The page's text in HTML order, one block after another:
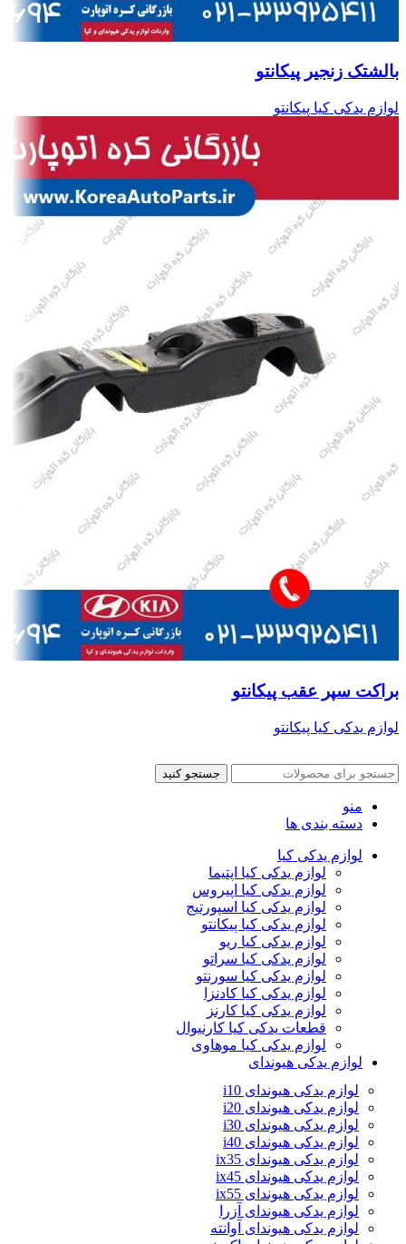
بالشتک زنجیر پیکانتو
لوازم یدکی کیا پیکانتو
براکت سپر عقب پیکانتو
لوازم یدکی کیا پیکانتو
جستجو کنید
منو
دسته بندی ها
لوازم یدکی کیا
لوازم یدکی کیا اپتیما
لوازم یدکی کیا اپیروس
لوازم یدکی کیا اسپورتیج
لوازم یدکی کیا پیکانتو
لوازم یدکی کیا ریو
لوازم یدکی کیا سراتو
لوازم یدکی کیا سورنتو
لوازم یدکی کیا کادنزا
لوازم یدکی کیا کارنز
قطعات یدکی کیا کارنیوال
لوازم یدکی کیا موهاوی
لوازم یدکی هیوندای
لوازم یدکی هیوندای i10
لوازم یدکی هیوندای i20
لوازم یدکی هیوندای i30
لوازم یدکی هیوندای i40
لوازم یدکی هیوندای ix35
لوازم یدکی هیوندای ix45
لوازم یدکی هیوندای ix55
لوازم یدکی هیوندای آزرا
لوازم یدکی هیوندای آوانته